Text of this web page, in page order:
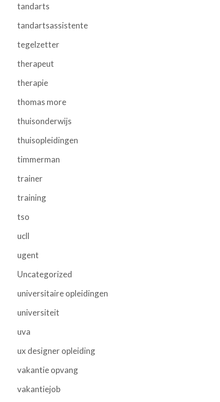
tandarts
tandartsassistente
tegelzetter
therapeut
therapie
thomas more
thuisonderwijs
thuisopleidingen
timmerman
trainer
training
tso
ucll
ugent
Uncategorized
universitaire opleidingen
universiteit
uva
ux designer opleiding
vakantie opvang
vakantiejob